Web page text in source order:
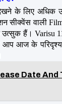
के लिए अधिक
सीक्वेंस वाली
हैं। Varisu
आज के
Date And